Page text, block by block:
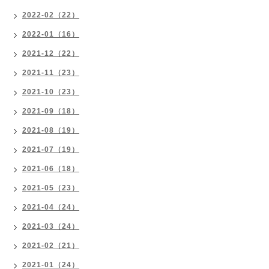
2022-02（22）
2022-01（16）
2021-12（22）
2021-11（23）
2021-10（23）
2021-09（18）
2021-08（19）
2021-07（19）
2021-06（18）
2021-05（23）
2021-04（24）
2021-03（24）
2021-02（21）
2021-01（24）